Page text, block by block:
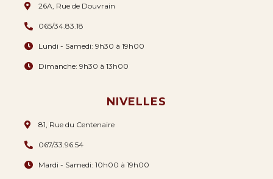
26A, Rue de Douvrain
065/34.83.18
Lundi - Samedi: 9h30 à 19h00
Dimanche: 9h30 à 13h00
NIVELLES
81, Rue du Centenaire
067/33.96.54
Mardi - Samedi: 10h00 à 19h00